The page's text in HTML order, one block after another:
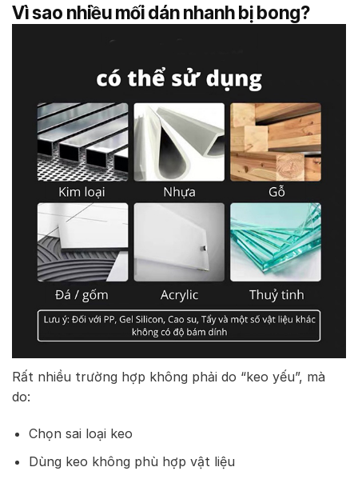
Vì sao nhiều mối dán nhanh bị bong?
Rất nhiều trường hợp không phải do “keo yếu”, mà
do:
Chọn sai loại keo
Dùng keo không phù hợp vật liệu